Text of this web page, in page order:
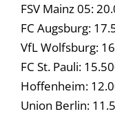
FSV Mainz 05:
FC Augsburg:
VfL Wolfsburg:
FC St. Pauli:
Hoffenheim:
Union Berlin: